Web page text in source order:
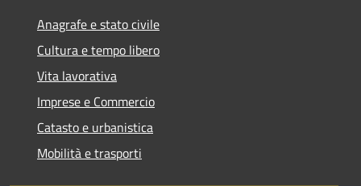
Anagrafe e stato civile
Cultura e tempo libero
Vita lavorativa
Imprese e Commercio
Catasto e urbanistica
Mobilità e trasporti